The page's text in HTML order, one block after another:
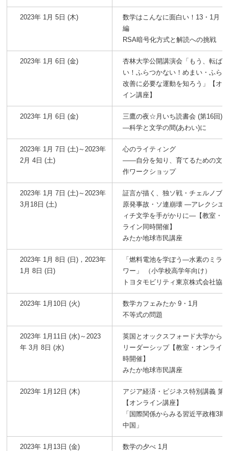
2023年 1月 5日 (木)
数学はこんなに面白い！13・1月
編
RSA暗号化方式と解読への挑戦
2023年 1月 6日 (金)
杏林大学公開講演会「もう、転ばな
い！ふらつかない！めまい・ふら
改善に必要な運動を知ろう」【オ
イン講座】
2023年 1月 6日 (金)
三鷹の夜☆月いち読書会 (第16回)
―科学と文学の間(あわい)に
2023年 1月 7日 (土)～2023年
2月 4日 (土)
心のライティング
――自分を知り、育てるための文
作ワークショップ
2023年 1月 7日 (土)～2023年
3月18日 (土)
証言が描く、独ソ戦・チェルノブ
原発事故・ソ連崩壊 ―アレクシエ
ィチ文学を手がかりに―【教室・
ライン同時開催】
みたか地球市民講座
2023年 1月 8日 (日)，2023年
1月 8日 (日)
「燃料電池を学ぼう―水素のミラ
ワー」 （小学校高学年向け）
トヨタモビリティ東京株式会社協力
2023年 1月10日 (火)
数学カフェみたか 9・1月
不等式の問題
2023年 1月11日 (水)～2023
年 3月 8日 (水)
英国とオックスフォード大学から
リーダーシップ【教室・オンライ
時開催】
みたか地球市民講座
2023年 1月12日 (木)
アジア経済・ビジネス特別講義 第
【オンライン講座】
「国際関係からみる習近平政権3期
中国」
2023年 1月13日 (金)
数学の夕べ 1月